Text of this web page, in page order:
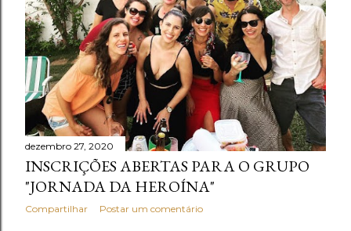
n
s
dezembro 27, 2020
INSCRIÇÕES ABERTAS PARA O GRUPO
"JORNADA DA HEROÍNA"
Compartilhar Postar um comentário